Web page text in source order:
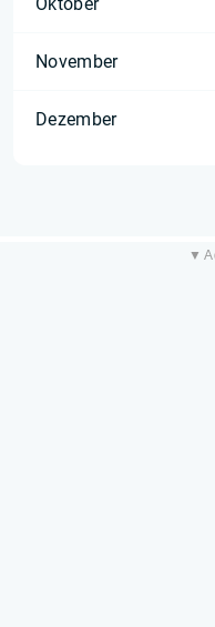
November
Dezember
▼